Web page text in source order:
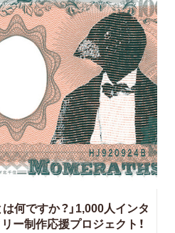
何ですか？」1,000人インタ
ー制作応援プロジェクト！